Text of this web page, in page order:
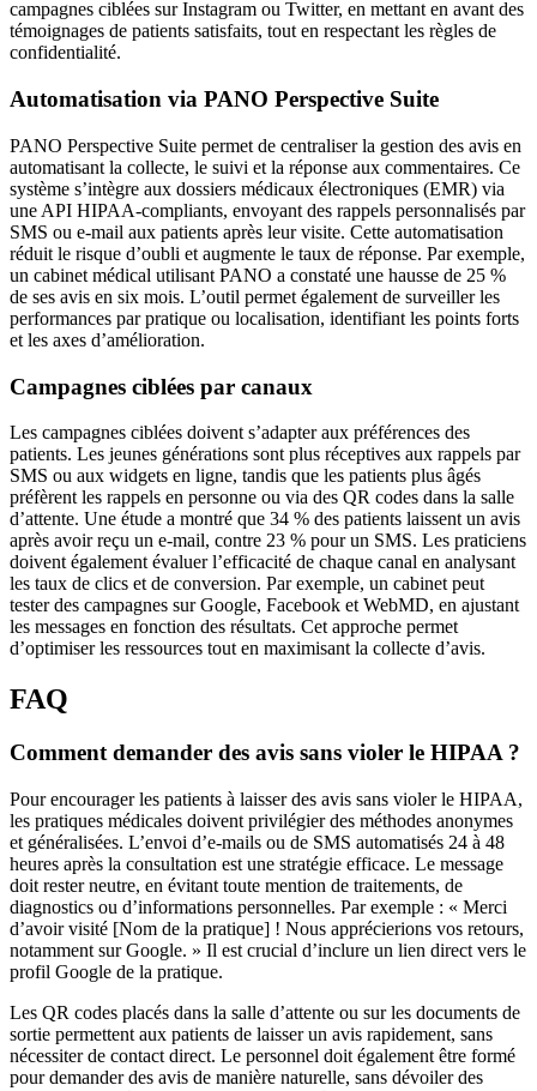
campagnes ciblées sur Instagram ou Twitter, en mettant en avant des
témoignages de patients satisfaits, tout en respectant les règles de
confidentialité.
Automatisation via PANO Perspective Suite
PANO Perspective Suite permet de centraliser la gestion des avis en
automatisant la collecte, le suivi et la réponse aux commentaires. Ce
système s’intègre aux dossiers médicaux électroniques (EMR) via
une API HIPAA-compliants, envoyant des rappels personnalisés par
SMS ou e-mail aux patients après leur visite. Cette automatisation
réduit le risque d’oubli et augmente le taux de réponse. Par exemple,
un cabinet médical utilisant PANO a constaté une hausse de 25 %
de ses avis en six mois. L’outil permet également de surveiller les
performances par pratique ou localisation, identifiant les points forts
et les axes d’amélioration.
Campagnes ciblées par canaux
Les campagnes ciblées doivent s’adapter aux préférences des
patients. Les jeunes générations sont plus réceptives aux rappels par
SMS ou aux widgets en ligne, tandis que les patients plus âgés
préfèrent les rappels en personne ou via des QR codes dans la salle
d’attente. Une étude a montré que 34 % des patients laissent un avis
après avoir reçu un e-mail, contre 23 % pour un SMS. Les praticiens
doivent également évaluer l’efficacité de chaque canal en analysant
les taux de clics et de conversion. Par exemple, un cabinet peut
tester des campagnes sur Google, Facebook et WebMD, en ajustant
les messages en fonction des résultats. Cet approche permet
d’optimiser les ressources tout en maximisant la collecte d’avis.
FAQ
Comment demander des avis sans violer le HIPAA ?
Pour encourager les patients à laisser des avis sans violer le HIPAA,
les pratiques médicales doivent privilégier des méthodes anonymes
et généralisées. L’envoi d’e-mails ou de SMS automatisés 24 à 48
heures après la consultation est une stratégie efficace. Le message
doit rester neutre, en évitant toute mention de traitements, de
diagnostics ou d’informations personnelles. Par exemple : « Merci
d’avoir visité [Nom de la pratique] ! Nous apprécierions vos retours,
notamment sur Google. » Il est crucial d’inclure un lien direct vers le
profil Google de la pratique.
Les QR codes placés dans la salle d’attente ou sur les documents de
sortie permettent aux patients de laisser un avis rapidement, sans
nécessiter de contact direct. Le personnel doit également être formé
pour demander des avis de manière naturelle, sans dévoiler des